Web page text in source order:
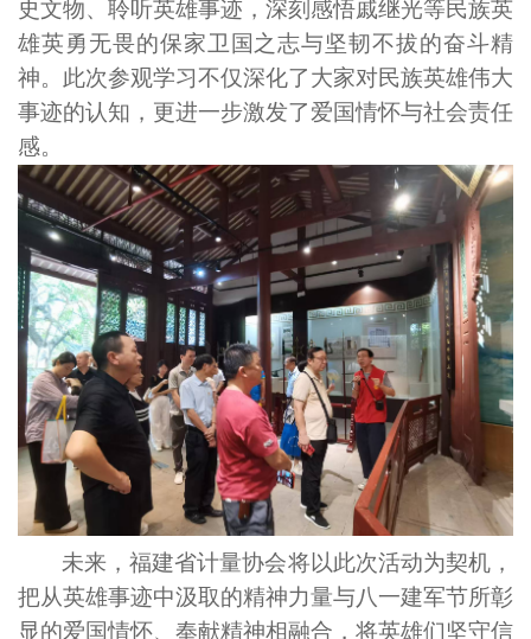
史文物、聆听英雄事迹，深刻感悟戚继光等民族英
雄英勇无畏的保家卫国之志与坚韧不拔的奋斗精
神。此次参观学习不仅深化了大家对民族英雄伟大
事迹的认知，更进一步激发了爱国情怀与社会责任
感。
未来，福建省计量协会将以此次活动为契机，
把从英雄事迹中汲取的精神力量与八一建军节所彰
显的爱国情怀、奉献精神相融合，将英雄们坚守信